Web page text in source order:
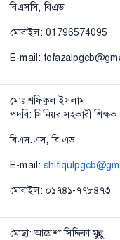
বিএসসি, বিএড
মোবাইল: 01796574095
E-mail:
মোঃ শফিকুল ইসলাম
পদবি: সিনিয়র সহকারী শিক্ষক
বিএস.এস, বি.এড
E-mail:
মোবাইল: ০১৭৪১-৭৭৮৪৭৩
মোছা: আয়েশা সিদ্দিকা মুন্নু